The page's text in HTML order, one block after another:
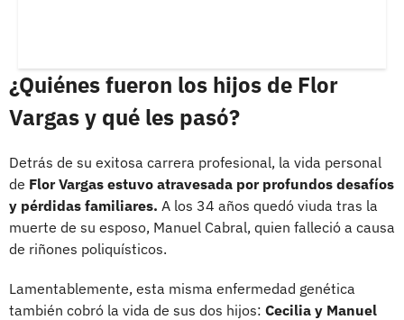
¿Quiénes fueron los hijos de Flor
Vargas y qué les pasó?
Detrás de su exitosa carrera profesional, la vida personal
de Flor Vargas estuvo atravesada por profundos desafíos
y pérdidas familiares. A los 34 años quedó viuda tras la
muerte de su esposo, Manuel Cabral, quien falleció a causa
de riñones poliquísticos.
Lamentablemente, esta misma enfermedad genética
también cobró la vida de sus dos hijos: Cecilia y Manuel